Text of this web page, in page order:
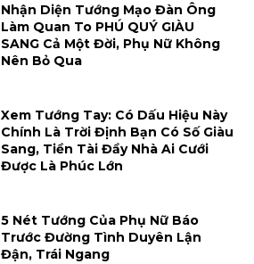
Nhận Diện Tướng Mạo Đàn Ông
Làm Quan To PHÚ QUÝ GIÀU
SANG Cả Một Đời, Phụ Nữ Không
Nên Bỏ Qua
Xem Tướng Tay: Có Dấu Hiệu Này
Chính Là Trời Định Bạn Có Số Giàu
Sang, Tiền Tài Đầy Nhà Ai Cưới
Được Là Phúc Lớn
5 Nét Tướng Của Phụ Nữ Báo
Trước Đường Tình Duyên Lận
Đận, Trái Ngang